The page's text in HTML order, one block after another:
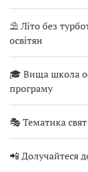
⛱ Літо без
освітян
🎓 Вища школа
програму
🎭 Тематика свят
📲 Долучайтеся